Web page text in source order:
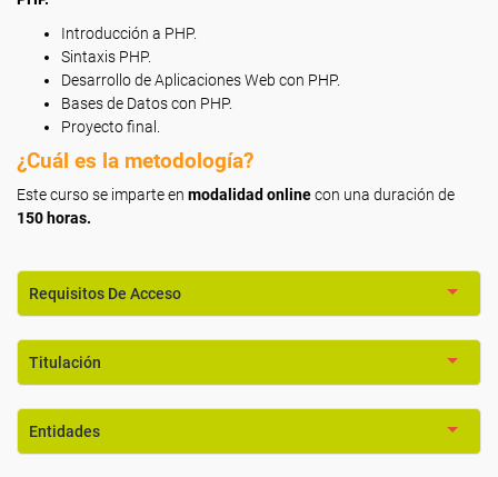
Introducción a PHP.
Sintaxis PHP.
Desarrollo de Aplicaciones Web con PHP.
Bases de Datos con PHP.
Proyecto final.
¿Cuál es la metodología?
Este curso se imparte en modalidad onlinecon una duración de
150 horas.
Requisitos De Acceso
Titulación
Entidades